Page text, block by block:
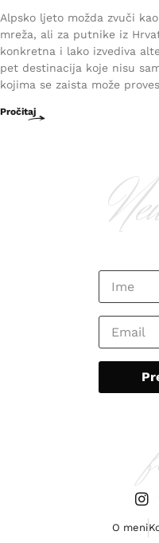
Alpsko ljeto možda zvuči
mreža, ali za putnike iz
konkretna i lako izvediva
pet destinacija koje nisu
kojima se zaista može
Pročitaj
O meni